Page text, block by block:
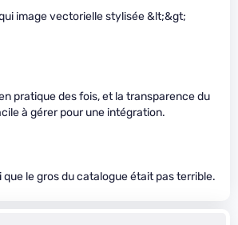
image vectorielle stylisée &lt;&gt;
pratique des fois, et la transparence du
à gérer pour une intégration.
que le gros du catalogue était pas terrible.